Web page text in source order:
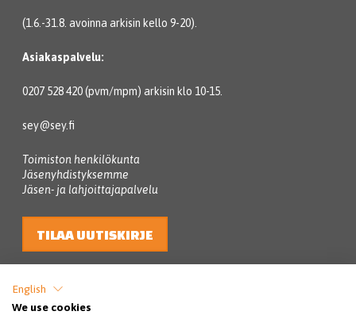
(1.6.-31.8. avoinna arkisin kello 9-20).
Asiakaspalvelu:
0207 528 420 (pvm/mpm) arkisin klo 10-15.
sey@sey.fi
Toimiston henkilökunta
Jäsenyhdistyksemme
Jäsen- ja lahjoittajapalvelu
TILAA UUTISKIRJE
English
We use cookies